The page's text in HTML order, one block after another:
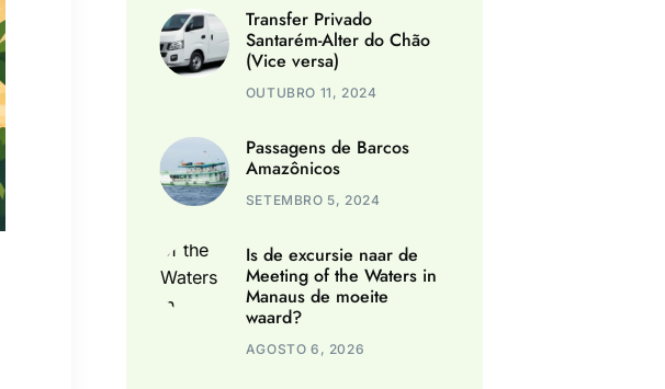
Transfer Privado
Santarém-Alter do Chão
(Vice versa)
OUTUBRO 11, 2024
Passagens de Barcos
Amazônicos
SETEMBRO 5, 2024
Is de excursie naar de
Meeting of the Waters in
Manaus de moeite
waard?
AGOSTO 6, 2026